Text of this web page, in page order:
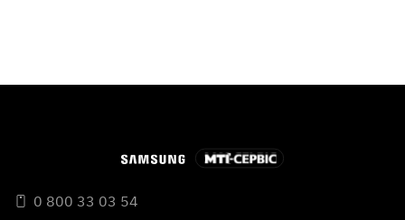
0 800 33 03 54